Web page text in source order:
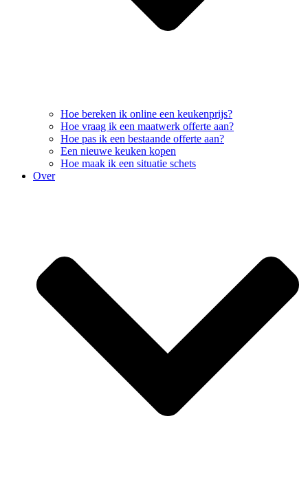
Hoe bereken ik online een keukenprijs?
Hoe vraag ik een maatwerk offerte aan?
Hoe pas ik een bestaande offerte aan?
Een nieuwe keuken kopen
Hoe maak ik een situatie schets
Over